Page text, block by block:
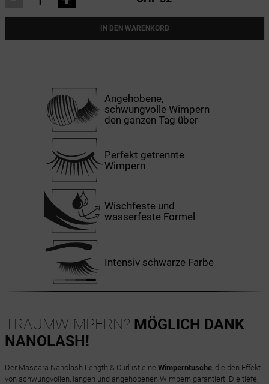
IN DEN WARENKORB
Angehobene,
schwungvolle Wimpern
den ganzen Tag über
Perfekt getrennte
Wimpern
Wischfeste und
wasserfeste Formel
Intensiv schwarze Farbe
TRAUMWIMPERN? MÖGLICH DANK
NANOLASH!
Der Mascara Nanolash Length & Curl ist eine Wimperntusche, die den Effekt
von schwungvollen, langen und angehobenen Wimpern garantiert. Die tiefe,